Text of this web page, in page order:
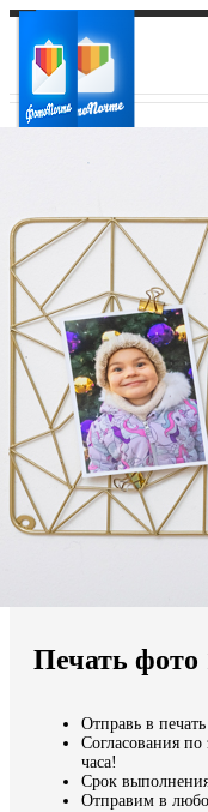
Ваш город:
Ваш регион доставки
Выберите из списка:
Мы доставляем по
Продолжить без города
Печать фото
Отправь в
Согласования
часа!
Срок
Отправим в